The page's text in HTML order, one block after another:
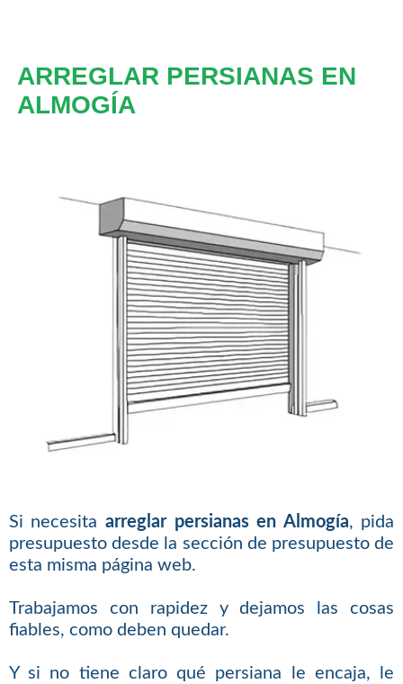
ARREGLAR PERSIANAS EN
ALMOGÍA
Si necesita arreglar persianas en Almogía, pida
presupuesto desde la sección de presupuesto de
esta misma página web.
Trabajamos con rapidez y dejamos las cosas
fiables, como deben quedar.
Y si no tiene claro qué persiana le encaja, le